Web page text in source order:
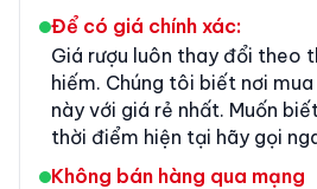
Để có giá chính xác:
Giá rượu luôn thay đổi theo
hiếm. Chúng tôi biết nơi
này với giá rẻ nhất. Muốn
thời điểm hiện tại hãy gọi
Không bán hàng qua mạng